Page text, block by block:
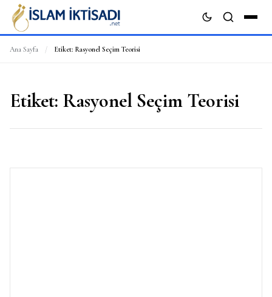
Ana Sayfa / Etiket: Rasyonel Seçim Teorisi
Etiket: Rasyonel Seçim Teorisi